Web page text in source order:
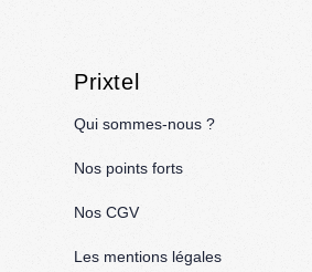
Prixtel
Qui sommes-nous ?
Nos points forts
Nos CGV
Les mentions légales